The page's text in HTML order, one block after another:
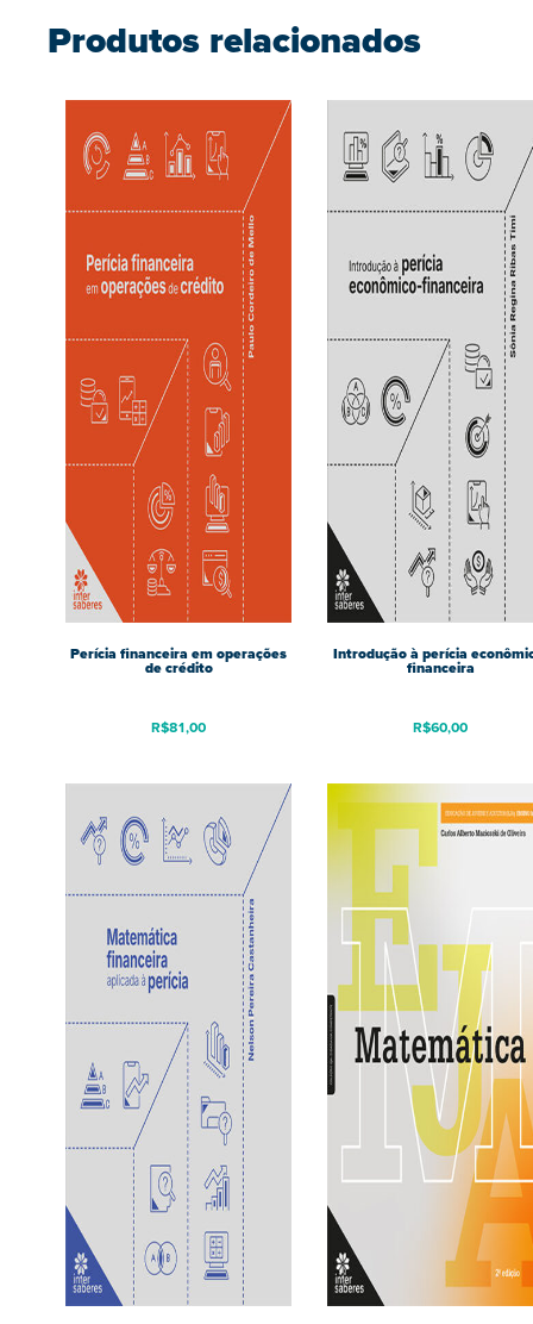
Produtos relacionados
Perícia financeira em operações
de crédito
R$81,00
Introdução à perícia
financeira
R$60,00